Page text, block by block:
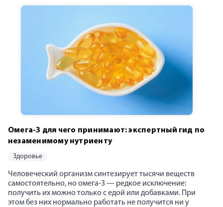
Омега-3 для чего принимают: экспертный гид по
незаменимому нутриенту
здоровье
Человеческий организм синтезирует тысячи веществ
самостоятельно, но омега-3 — редкое исключение:
получить их можно только с едой или добавками. При
этом без них нормально работать не получится ни у